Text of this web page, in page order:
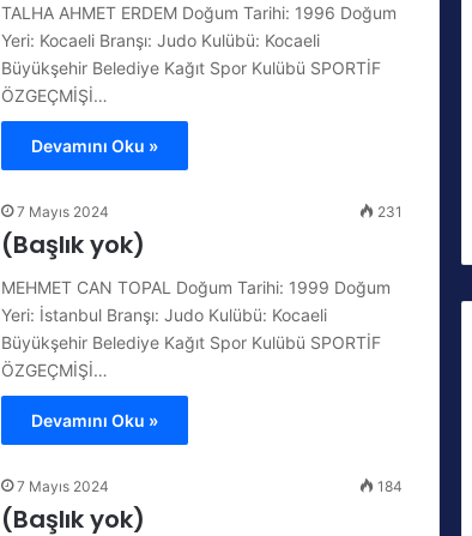
TALHA AHMET ERDEM Doğum Tarihi: 1996 Doğum
Yeri: Kocaeli Branşı: Judo Kulübü: Kocaeli
Büyükşehir Belediye Kağıt Spor Kulübü SPORTİF
ÖZGEÇMİŞİ…
Devamını Oku »
7 Mayıs 2024 231
(Başlık yok)
MEHMET CAN TOPAL Doğum Tarihi: 1999 Doğum
Yeri: İstanbul Branşı: Judo Kulübü: Kocaeli
Büyükşehir Belediye Kağıt Spor Kulübü SPORTİF
ÖZGEÇMİŞİ…
Devamını Oku »
7 Mayıs 2024 184
(Başlık yok)